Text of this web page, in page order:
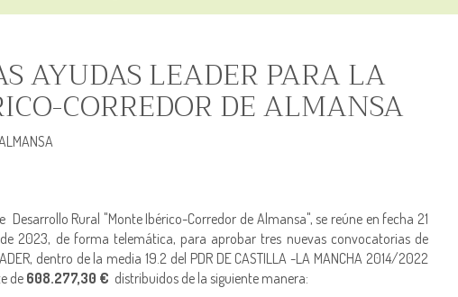
AYUDAS LEADER PARA LA
CORREDOR DE ALMANSA
Desarrollo Rural "Monte Ibérico-Corredor de Almansa", se reúne en fecha 21
2023, de forma telemática, para aprobar tres nuevas convocatorias de
dentro de la media 19.2 del PDR DE CASTILLA -LA MANCHA 2014/2022
de608.277,30 € distribuidos de la siguiente manera: